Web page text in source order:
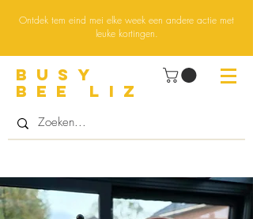
Ontdek tem eind mei elke week een andere actie met
leuke kortingen.
BUsY
BEE LIZ